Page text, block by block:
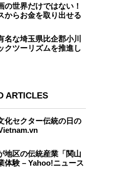
の世界だけではない！
からお金を取り出せる
名な埼玉県比企郡小川
クツーリズムを推進し
ARTICLES
化セクター伝統の日の
地区の伝統産業 「関山
体験 – Yahoo!ニュース